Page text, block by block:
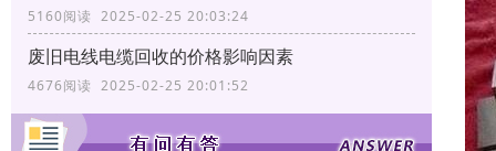
5160阅读 2025-02-25 20:03:24
废旧电线电缆回收的价格影响因素
4676阅读 2025-02-25 20:01:52